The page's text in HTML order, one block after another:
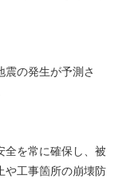
の発生が予測さ
全を常に確保し、被
や工事箇所の崩壊防